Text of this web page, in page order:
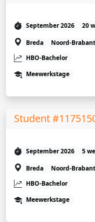
September 2026 20
Breda
Noord-Brabant
HBO-Bachelor
Meewerkstage
Student
September 2026 5
Breda
Noord-Brabant
HBO-Bachelor
Meewerkstage